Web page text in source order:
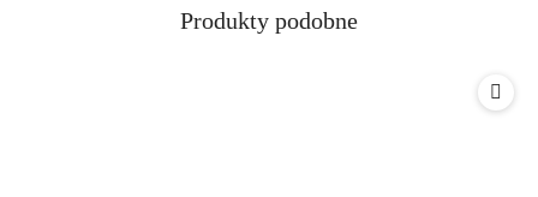
Pomiń karuzelę produktów
Produkty
Produkty podobne